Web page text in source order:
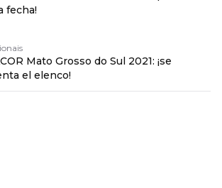
fecha!
Mato Grosso do Sul 2021: ¡se
el elenco!